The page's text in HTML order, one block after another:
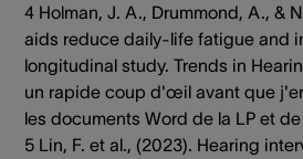
4 Holman, J. A., Drummond, A., &
aids reduce daily-life fatigue and
longitudinal study. Trends in
un rapide coup d'œil avant que
les documents Word de la LP et de
5 Lin, F. et al., (2023). Hearing